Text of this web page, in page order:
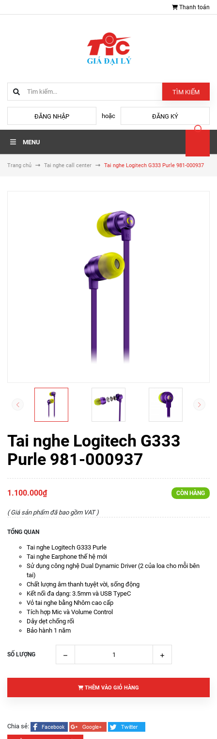
Thanh toán
TÌM KIẾM
ĐĂNG NHẬP hoặc ĐĂNG KÝ
MENU
Trang chủ Tai nghe call center Tai nghe Logitech G333 Purle 981-000937
Tai nghe Logitech G333
Purle 981-000937
1.100.000₫ CÒN HÀNG
( Giá sản phẩm đã bao gồm VAT )
TỔNG QUAN
Tai nghe Logitech G333 Purle
Tai nghe Earphone thế hệ mới
Sử dụng công nghệ Dual Dynamic Driver (2 của loa cho mỗi bên
tai)
Chất lượng âm thanh tuyệt vời, sống động
Kết nối đa dạng: 3.5mm và USB TypeC
Vỏ tai nghe bằng Nhôm cao cấp
Tích hợp Mic và Volume Control
Dây dẹt chống rối
Bảo hành 1 năm
SỐ LƯỢNG
THÊM VÀO GIỎ HÀNG
Chia sẻ: